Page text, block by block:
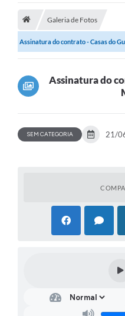
Galeria de Fotos
Assinatura do contrato - Casas do
Assinatura do
SEM CATEGORIA 21/